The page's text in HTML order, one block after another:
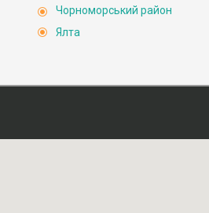
Чорноморський район
Ялта